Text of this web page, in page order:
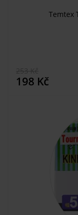
Temtex
198 Kč